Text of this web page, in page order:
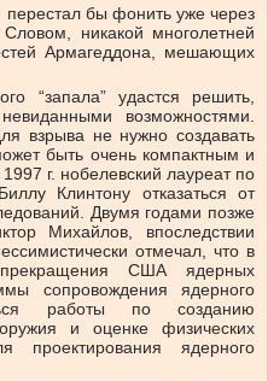
бы фонить уже через
никакой многолетней
Армагеддона, мешающих
“запала” удастся решить,
возможностями.
взрыва не нужно создавать
быть очень компактным и
г. нобелевский лауреат по
Клинтону отказаться от
Двумя годами позже
Михайлов, впоследствии
отмечал, что в
США ядерных
сопровождения ядерного
работы по созданию
и оценке физических
проектирования ядерного